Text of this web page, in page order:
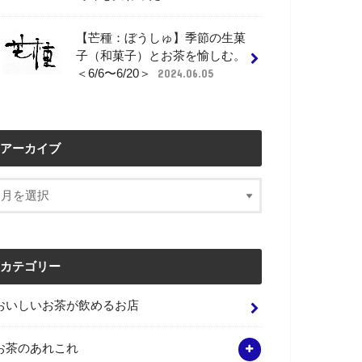
【芒種：ぼうしゅ】季節の生菓
子（和菓子）とお茶を愉しむ。
＜6/6〜6/20＞
2024.06.05
アーカイブ
カテゴリー
いしいお茶が飲めるお店
茶のあれこれ